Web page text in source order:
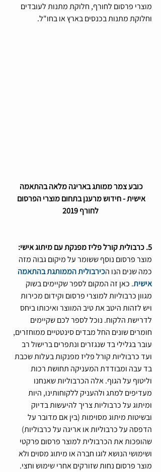
מוצרי פרסום לחורף, חלוקת מתנות לעובדים
וחלוקת מתנות בכנסים בארץ או בחו"ל.
כובע צמר ממותג באריגה מלאה בהתאמה
אישית - חידוש מרענן בתחום מוצרי הפרסום
לחורף 2019
5. כרבולית קורל פליז מפנקת עם מיתוג אישי:
מוצר פרסום נוסף ששומר על מיקום גבוה מזה
כמה שנים הנו הכירבולית הממותגת בהתאמה
אישית. כאן זה המקום לספר שקיימים בשוק
מגוון כרבוליות למוצרי פרסום וקידום מכירות
ויש לזהות היטב את טיב המווצר ואיכותו ביחס
לדרישת הלקוח. נוכל לספר לכם שקיימים
חומרים שונים החל מבדים סינטטיים ממוחזרים,
עובר בגלילי בד שנגזרים ונתפרים ברישול רב
ועד כרבוליות קורל פליז מפנקות בעלות שכבת
בד עבה ומבודדת המעניקה תחושת רכות
וליטוף על הגוף. אלה הכרבוליות שאנחנו
מעדיפים למתג ולהעניק ללקוחותינו, היות
ומיתוג על כרבוליות צריך להיעשות בדיוק
ובשיטות מיתוג מסוימות (בין אם מדובר על
הדפסה על כרבוליות או אריגה על כרבוליות)
שהופכות את הכרבולית למוצר פרסום פרקטי
ושימושי הנושא לוגו חברה או מיתוג מסוים ולא
מוצר פרסום נחות שזורקים אחרי שימוש וחצי.